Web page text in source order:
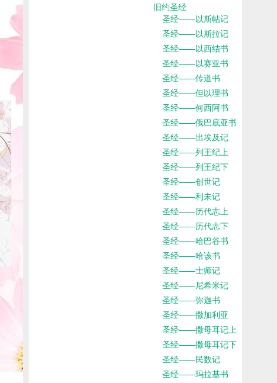
旧约圣经
圣经——以斯帖记
圣经——以斯拉记
圣经——以西结书
圣经——以赛亚书
圣经——传道书
圣经——但以理书
圣经——何西阿书
圣经——俄巴底亚书
圣经——出埃及记
圣经——列王纪上
圣经——列王纪下
圣经——创世记
圣经——利未记
圣经——历代志上
圣经——历代志下
圣经——哈巴谷书
圣经——哈该书
圣经——士师记
圣经——尼希米记
圣经——弥迦书
圣经——撒加利亚
圣经——撒母耳记上
圣经——撒母耳记下
圣经——民数记
圣经——玛拉基书